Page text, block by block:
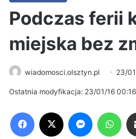
Podczas ferii
miejska bez
wiadomosci.olsztyn.pl 23/
Ostatnia modyfikacja: 23/01/16 00:16